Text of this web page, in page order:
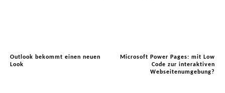
Outlook bekommt einen neuen
Look
Microsoft Power Pages: mit Low
Code zur interaktiven
Webseitenumgebung?